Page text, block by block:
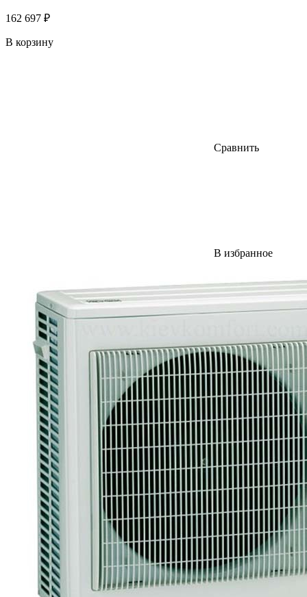
162 697 ₽
В корзину
Сравнить
В избранное